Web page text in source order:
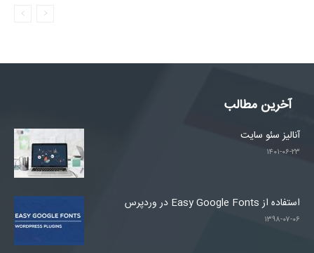
آخرین مطالب
آنالیز سئو سایت
۱۴۰۱-۰۶-۲۳
استفاده از Easy Google Fonts در وردپرس
۱۳۹۸-۰۷-۰۶